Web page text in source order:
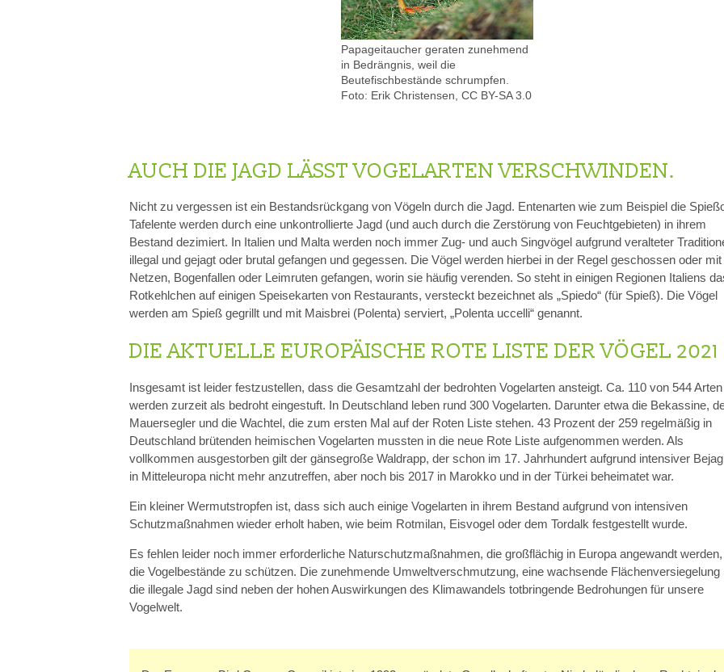
Papageitaucher geraten zunehmend
in Bedrängnis, weil die
Beutefischbestände schrumpfen.
Foto: Erik Christensen, CC BY-SA 3.0
AUCH DIE JAGD LÄSST VOGELARTEN VERSCHWINDEN.
Nicht zu vergessen ist ein Bestandsrückgang von Vögeln durch die Jagd. Entenarten wie zum Beispiel die
Tafelente werden durch eine unkontrollierte Jagd (und auch durch die Zerstörung von Feuchtgebieten) in ihrem
Bestand dezimiert. In Italien und Malta werden noch immer Zug- und auch Singvögel aufgrund veralteter
illegal und gejagt oder brutal gefangen und gegessen. Die Vögel werden hierbei in der Regel geschossen oder mit
Netzen, Bogenfallen oder Leimruten gefangen, worin sie häufig verenden. So steht in einigen Regionen Italiens
Rotkehlchen auf einigen Speisekarten von Restaurants, versteckt bezeichnet als „Spiedo“ (für Spieß). Die Vögel
werden am Spieß gegrillt und mit Maisbrei (Polenta) serviert, „Polenta uccelli“ genannt.
DIE AKTUELLE EUROPÄISCHE ROTE LISTE DER VÖGEL 2021
Insgesamt ist leider festzustellen, dass die Gesamtzahl der bedrohten Vogelarten ansteigt. Ca. 110 von 544 Arten
werden zurzeit als bedroht eingestuft. In Deutschland leben rund 300 Vogelarten. Darunter etwa die Bekassine,
Mauersegler und die Wachtel, die zum ersten Mal auf der Roten Liste stehen. 43 Prozent der 259 regelmäßig in
Deutschland brütenden heimischen Vogelarten mussten in die neue Rote Liste aufgenommen werden. Als
vollkommen ausgestorben gilt der gänsegroße Waldrapp, der schon im 17. Jahrhundert aufgrund intensiver
in Mitteleuropa nicht mehr anzutreffen, aber noch bis 2017 in Marokko und in der Türkei beheimatet war.
Ein kleiner Wermutstropfen ist, dass sich auch einige Vogelarten in ihrem Bestand aufgrund von intensiven
Schutzmaßnahmen wieder erholt haben, wie beim Rotmilan, Eisvogel oder dem Tordalk festgestellt wurde.
Es fehlen leider noch immer erforderliche Naturschutzmaßnahmen, die großflächig in Europa angewandt
die Vogelbestände zu schützen. Die zunehmende Umweltverschmutzung, eine wachsende Flächenversiegelung
die illegale Jagd sind neben der hohen Auswirkungen des Klimawandels totbringende Bedrohungen für unsere
Vogelwelt.